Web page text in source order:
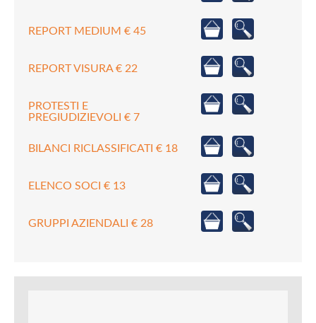
REPORT MEDIUM € 45
REPORT VISURA € 22
PROTESTI E
PREGIUDIZIEVOLI € 7
BILANCI RICLASSIFICATI € 18
ELENCO SOCI € 13
GRUPPI AZIENDALI € 28